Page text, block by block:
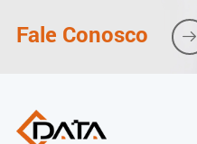
Fale Conosco 